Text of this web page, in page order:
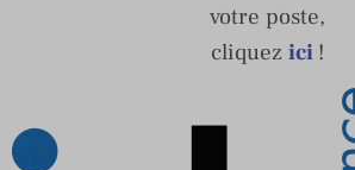
votre poste,
cliquez ici !